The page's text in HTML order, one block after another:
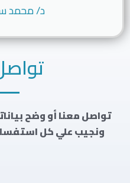
د/ محمد
تواصل معنا أو وضح
ونجيب علي كل